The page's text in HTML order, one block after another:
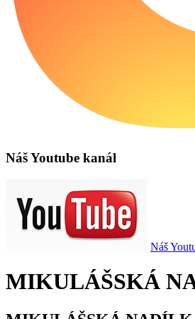
Náš Youtube kanál
Náš
MIKULÁŠSKÁ